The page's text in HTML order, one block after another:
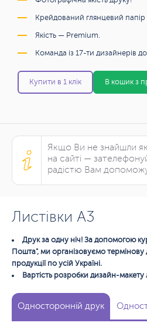
Крейдований глянцевий папір
Якість — Premium.
Команда із 17-ти дизайнерів
Купити в 1 клік В кошик з
Якщо Ви не знайшли
на сайті —
радістю Вам
Листівки А3
Друк за одну ніч! За допомогою
Пошта", ми організовуємо термінову
продукції по усій Україні.
Вартість розробки дизайн-
Односторонній друк